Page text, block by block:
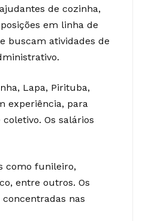
de cozinha,
em linha de
buscam atividades de
Lapa, Pirituba,
experiência, para
Os salários
como funileiro,
entre outros. Os
concentradas nas